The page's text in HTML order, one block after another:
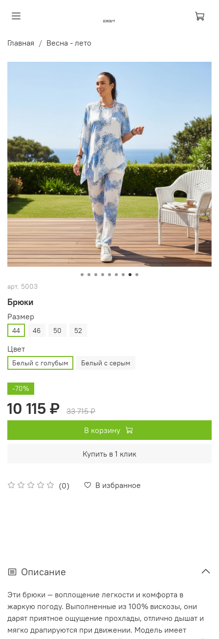
Главная Весна - лето
арт. 5003
Брюки
(0) В избранное
Размер
44 46 50 52
Цвет
Белый с голубым Белый с серым
-70%
10 115 ₽
33 715 ₽
В корзину
Купить в 1 клик
Описание
Эти брюки — воплощение легкости и комфорта в
жаркую погоду. Выполненные из 100% вискозы, они
дарят приятное ощущение прохлады, отлично дышат и
мягко драпируются при движении. Модель имеет